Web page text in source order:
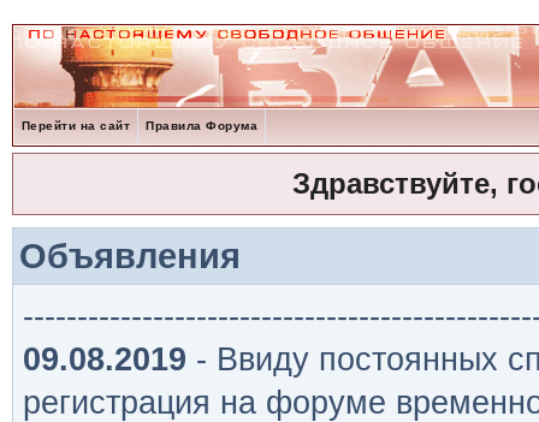
Перейти на сайт Правила Форума
Здравствуйте,
Объявления
09.08.2019 - Ввиду постоянных
регистрация на форуме